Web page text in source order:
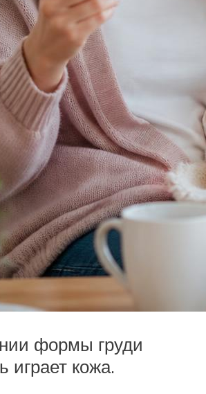
формы груди
играет кожа.